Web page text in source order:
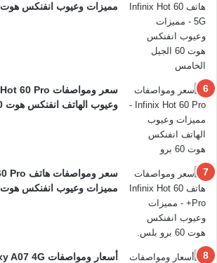
مميزات وعيوب انفنكس هوت 60 الجيل الخامس
وعيوب الهاتف انفنكس هوت 60 برو
مميزات وعيوب انفنكس هوت 60 برو بلس.